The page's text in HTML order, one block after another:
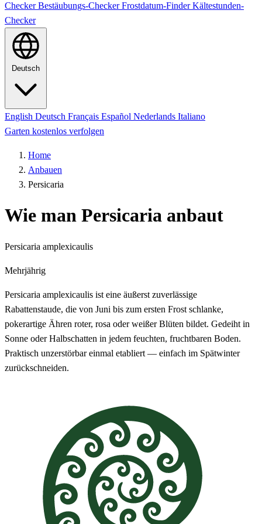
CheckerBestäubungs-CheckerFrostdatum-FinderKältestunden-
Checker
Deutsch
English Deutsch Français Español Nederlands Italiano
Garten kostenlos verfolgen
Home
Anbauen
Persicaria
Wie man Persicaria anbaut
Persicaria amplexicaulis
Mehrjährig
Persicaria amplexicaulis ist eine äußerst zuverlässige
Rabattenstaude, die von Juni bis zum ersten Frost schlanke,
pokerartige Ähren roter, rosa oder weißer Blüten bildet. Gedeiht in
Sonne oder Halbschatten in jedem feuchten, fruchtbaren Boden.
Praktisch unzerstörbar einmal etabliert — einfach im Spätwinter
zurückschneiden.